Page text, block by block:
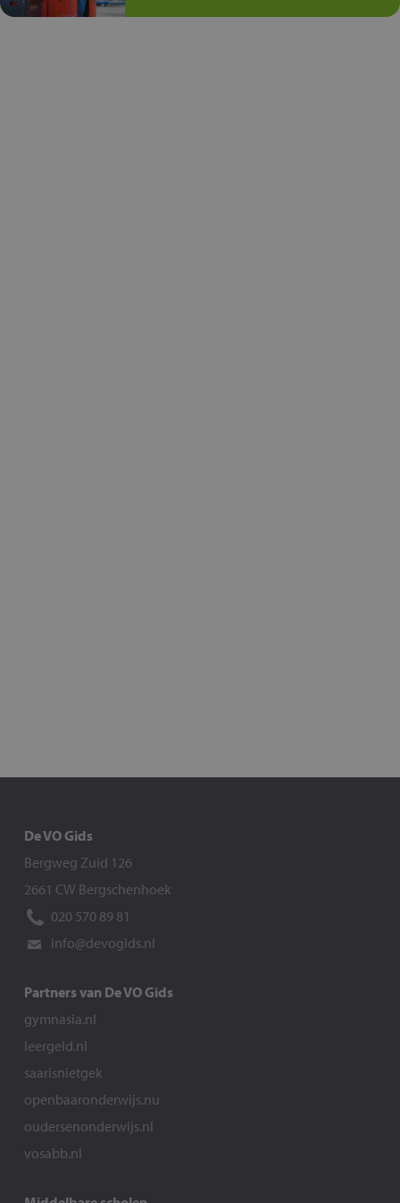
De VO Gids
Bergweg Zuid 126
2661 CW Bergschenhoek
020 570 89 81
info@devogids.nl
Partners van De VO Gids
gymnasia.nl
leergeld.nl
saarisnietgek
openbaaronderwijs.nu
oudersenonderwijs.nl
vosabb.nl